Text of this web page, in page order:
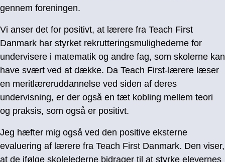
gennem foreningen.
Vi anser det for positivt, at lærere fra Teach First
Danmark har styrket rekrutteringsmulighederne for
undervisere i matematik og andre fag, som skolerne kan
have svært ved at dække. Da Teach First-lærere læser
en meritlæreruddannelse ved siden af deres
undervisning, er der også en tæt kobling mellem teori
og praksis, som også er positivt.
Jeg hæfter mig også ved den positive eksterne
evaluering af lærere fra Teach First Danmark. Den viser,
at de ifølge skolelederne bidrager til at styrke elevernes